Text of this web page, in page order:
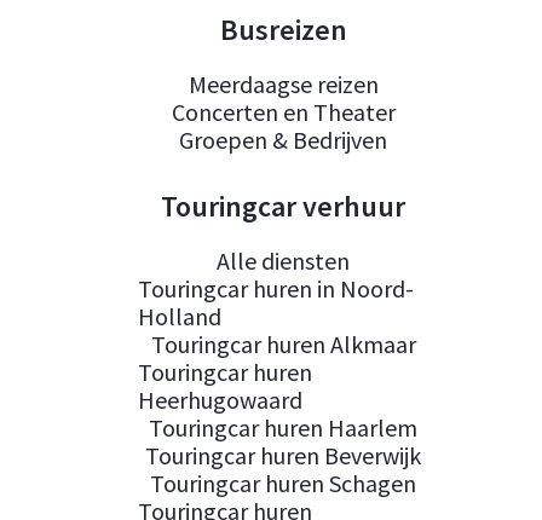
Busreizen
Meerdaagse reizen
Concerten en Theater
Groepen & Bedrijven
Touringcar verhuur
Alle diensten
Touringcar huren in Noord-
Holland
Touringcar huren Alkmaar
Touringcar huren
Heerhugowaard
Touringcar huren Haarlem
Touringcar huren Beverwijk
Touringcar huren Schagen
Touringcar huren